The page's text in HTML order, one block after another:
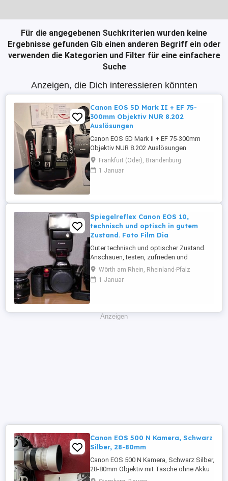
Für die angegebenen Suchkriterien wurden keine
Ergebnisse gefunden Gib einen anderen Begriff ein oder
verwenden die Kategorien und Filter für eine einfachere
Suche
Anzeigen, die Dich interessieren könnten
Canon EOS 5D Mark II + EF 75-
300mm Objektiv NUR 8.202
Auslösungen
Canon EOS 5D Mark II + EF 75-300mm
Objektiv NUR 8.202 Auslösungen
Frankfurt (Oder), Brandenburg
1 Januar
Spiegelreflex Canon EOS 10,
technisch und optisch in gutem
Zustand. Foto Film Dia
Guter technisch und optischer Zustand.
Anschauen, testen, zufrieden und
überzeugt sein. Technische Details unter:
http://www.phoscope.com/canon-eos-
10-p-61.html?language=de Mit dabei ist
Skylight 1B 52mm Filter und
Sonnenblende und ...
Wörth am Rhein, Rheinland-Pfalz
1 Januar
Anzeigen
Canon EOS 500 N Kamera, Schwarz
Silber, 28-80mm
Canon EOS 500 N Kamera, Schwarz Silber,
28-80mm Objektiv mit Tasche ohne Akku
inkl. eingelegtem Film , ungeprüft guter